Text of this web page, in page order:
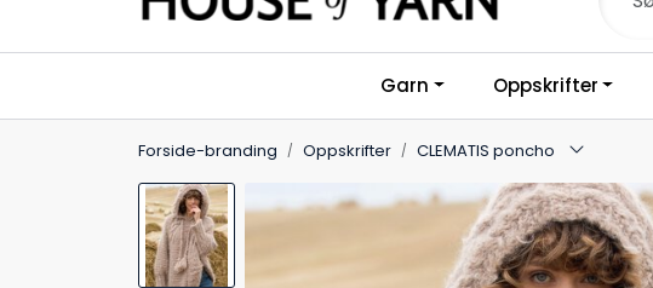
Garn Oppskrifter
Forside-branding Oppskrifter CLEMATIS poncho